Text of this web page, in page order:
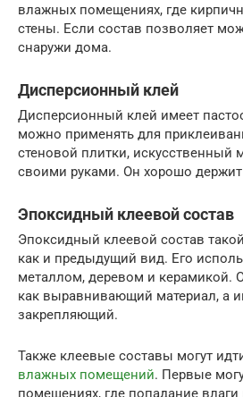
влажных помещениях, где
стены. Если состав позволяет
снаружи дома.
Дисперсионный клей
Дисперсионный клей имеет
можно применять для
стеновой плитки, искусственный
своими руками. Он хорошо
Эпоксидный клеевой состав
Эпоксидный клеевой состав
как и предыдущий вид. Его
металлом, деревом и керамикой.
как выравнивающий материал, а
закрепляющий.
Также клеевые составы могут
влажных помещений. Первые
помещениях, где попадание